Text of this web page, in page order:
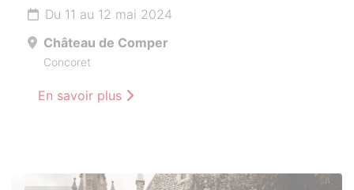
Du 11 au 12 mai 2024
Château de Comper
Concoret
En savoir plus